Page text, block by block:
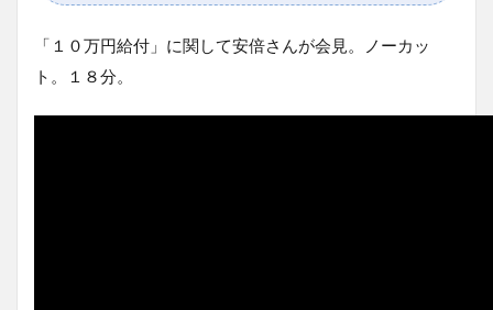
「１０万円給付」に関して安倍さんが会見。ノーカッ
ト。１８分。